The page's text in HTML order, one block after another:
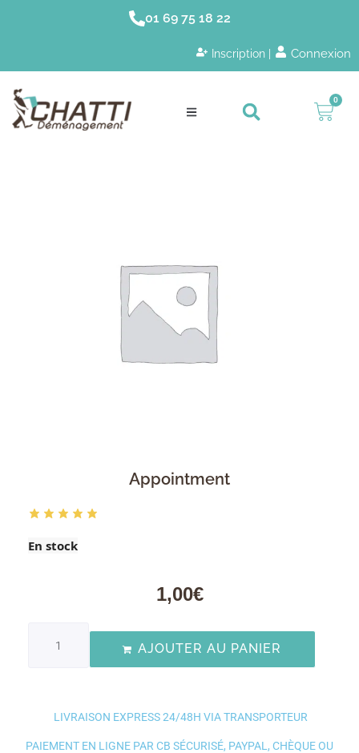
01 69 75 18 22
Inscription | Connexion
0
Appointment
En stock
1,00€
AJOUTER AU PANIER
LIVRAISON EXPRESS 24/48H VIA TRANSPORTEUR
PAIEMENT EN LIGNE PAR CB SÉCURISÉ, PAYPAL, CHÈQUE OU